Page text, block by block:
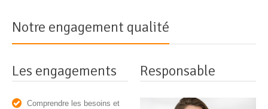
Notre engagement qualité
Les engagements
Comprendre les besoins et
Responsable